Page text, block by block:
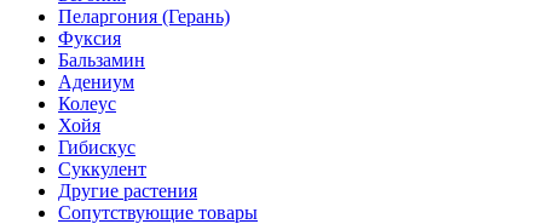
Пеларгония (Герань)
Фуксия
Бальзамин
Адениум
Колеус
Хойя
Гибискус
Суккулент
Другие растения
Сопутствующие товары